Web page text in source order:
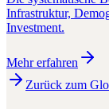
Infrastruktur,
Investment.
Mehr erfahren
Zurück zum